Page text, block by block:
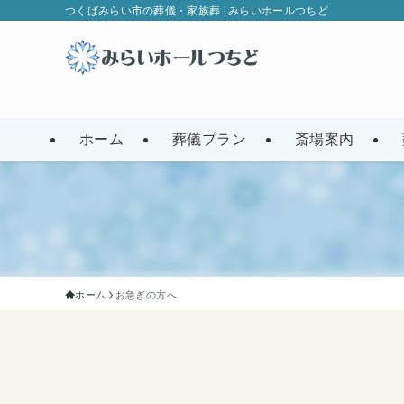
つくばみらい市の葬儀・家族葬 | みらいホールつちど
ホーム 葬儀プラン 斎場案内
ホーム お急ぎの方へ